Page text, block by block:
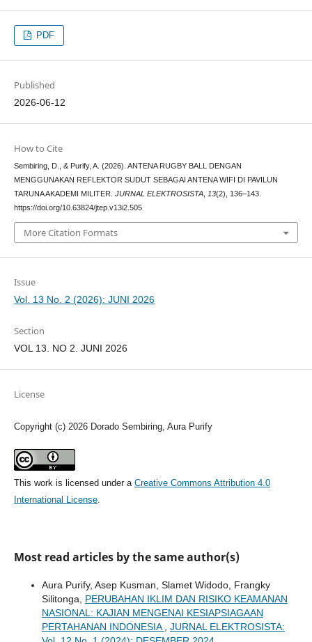
PDF
Published
2026-06-12
How to Cite
Sembiring, D., & Purify, A. (2026). ANTENA RUGBY BALL DENGAN
MENGGUNAKAN REFLEKTOR SUDUT SEBAGAI ANTENA WIFI DI PAVILUN
TARUNA AKADEMI MILITER. JURNAL ELEKTROSISTA, 13(2), 136–143.
https://doi.org/10.63824/jtep.v13i2.505
More Citation Formats
Issue
Vol. 13 No. 2 (2026): JUNI 2026
Section
VOL 13. NO 2. JUNI 2026
License
Copyright (c) 2026 Dorado Sembiring, Aura Purify
This work is licensed under a Creative Commons Attribution 4.0
International License.
Most read articles by the same author(s)
Aura Purify, Asep Kusman, Slamet Widodo, Frangky
Silitonga, PERUBAHAN IKLIM DAN RISIKO KEAMANAN
NASIONAL: KAJIAN MENGENAI KESIAPSIAGAAN
PERTAHANAN INDONESIA
JURNAL ELEKTROSISTA: